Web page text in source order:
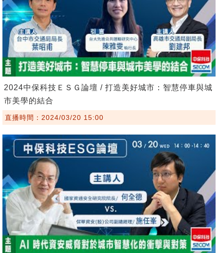
2024中保科技ＥＳＧ論壇 / 打造美好城市：智慧停車與城
市美學的結合
直播時間：2024/03/20 15:00